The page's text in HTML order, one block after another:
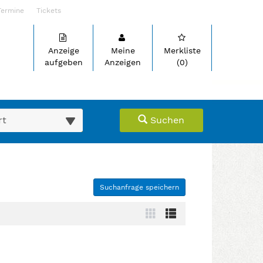
Tickets
Anzeige
aufgeben
Meine
Anzeigen
Merkliste
(0)
Suchen
Suchanfrage speichern